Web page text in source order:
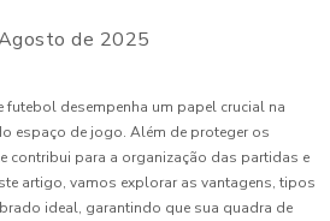
de 2025
desempenha um papel crucial na
espaço de jogo. Além de proteger os
contribui para a organização das partidas e
artigo, vamos explorar as vantagens, tipos
ideal, garantindo que sua quadra de